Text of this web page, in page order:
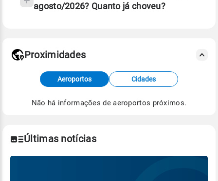
agosto/2026? Quanto já choveu?
Fonte: dados combinados de estações
meteorológicas e satélite do Centro de Previsão
de Tempo e Estudos Climáticos (CPTEC).
Proximidades
Aeroportos Cidades
Não há informações de aeroportos próximos.
Últimas notícias